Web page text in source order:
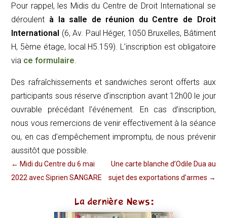
Pour rappel, les Midis du Centre de Droit International se
déroulent à la salle de réunion du Centre de Droit
International (6, Av. Paul Héger, 1050 Bruxelles, Bâtiment
H, 5ème étage, local H5.159). L’inscription est obligatoire
via ce formulaire.
Des rafraîchissements et sandwiches seront offerts aux
participants sous réserve d’inscription avant 12h00 le jour
ouvrable précédant l’événement. En cas d’inscription,
nous vous remercions de venir effectivement à la séance
ou, en cas d’empêchement impromptu, de nous prévenir
aussitôt que possible.
← Midi du Centre du 6 mai
2022 avec Siprien SANGARE
Une carte blanche d’Odile Dua au
sujet des exportations d’armes →
La dernière News: